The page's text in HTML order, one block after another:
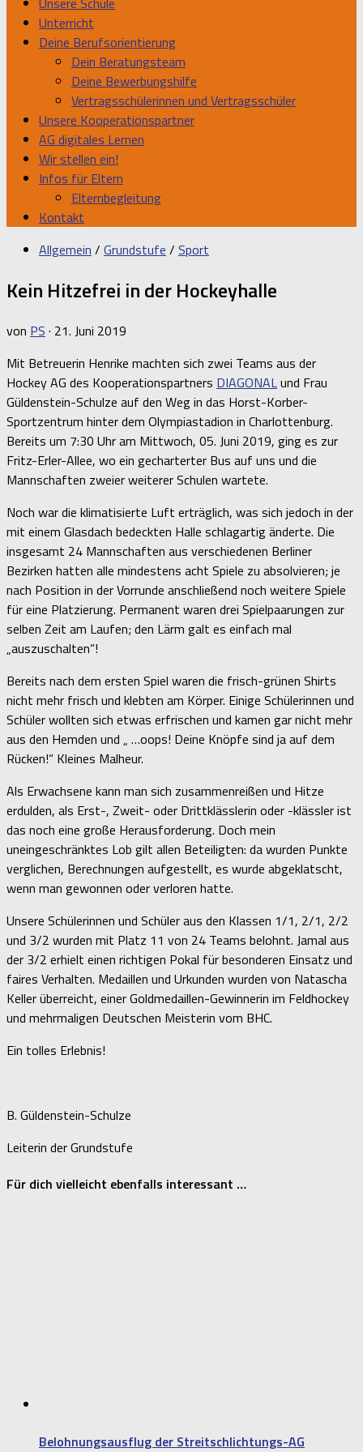
Unterricht
Deine Berufsorientierung
Dein Beratungsteam
Deine Bewerbungshilfe
Vertragsschülerinnen und Vertragsschüler
Unsere Kooperationspartner
AG digitales Lernen
Wir stellen ein!
Infos für Eltern
Elternbegleitung
Kontakt
Allgemein / Grundstufe / Sport
Kein Hitzefrei in der Hockeyhalle
von PS · 21. Juni 2019
Mit Betreuerin Henrike machten sich zwei Teams aus der
Hockey AG des Kooperationspartners DIAGONALund Frau
Güldenstein-Schulze auf den Weg in das Horst-Korber-
Sportzentrum hinter dem Olympiastadion in Charlottenburg.
Bereits um 7:30 Uhr am Mittwoch, 05. Juni 2019, ging es zur
Fritz-Erler-Allee, wo ein gecharterter Bus auf uns und die
Mannschaften zweier weiterer Schulen wartete.
Noch war die klimatisierte Luft erträglich, was sich jedoch in der
mit einem Glasdach bedeckten Halle schlagartig änderte. Die
insgesamt 24 Mannschaften aus verschiedenen Berliner
Bezirken hatten alle mindestens acht Spiele zu absolvieren; je
nach Position in der Vorrunde anschließend noch weitere Spiele
für eine Platzierung. Permanent waren drei Spielpaarungen zur
selben Zeit am Laufen; den Lärm galt es einfach mal
„auszuschalten“!
Bereits nach dem ersten Spiel waren die frisch-grünen Shirts
nicht mehr frisch und klebten am Körper. Einige Schülerinnen und
Schüler wollten sich etwas erfrischen und kamen gar nicht mehr
aus den Hemden und „ …oops! Deine Knöpfe sind ja auf dem
Rücken!“ Kleines Malheur.
Als Erwachsene kann man sich zusammenreißen und Hitze
erdulden, als Erst-, Zweit- oder Drittklässlerin oder -klässler ist
das noch eine große Herausforderung. Doch mein
uneingeschränktes Lob gilt allen Beteiligten: da wurden Punkte
verglichen, Berechnungen aufgestellt, es wurde abgeklatscht,
wenn man gewonnen oder verloren hatte.
Unsere Schülerinnen und Schüler aus den Klassen 1/1, 2/1, 2/2
und 3/2 wurden mit Platz 11 von 24 Teams belohnt. Jamal aus
der 3/2 erhielt einen richtigen Pokal für besonderen Einsatz und
faires Verhalten. Medaillen und Urkunden wurden von Natascha
Keller überreicht, einer Goldmedaillen-Gewinnerin im Feldhockey
und mehrmaligen Deutschen Meisterin vom BHC.
Ein tolles Erlebnis!
B. Güldenstein-Schulze
Leiterin der Grundstufe
Für dich vielleicht ebenfalls interessant …
Belohnungsausflug der Streitschlichtungs-AG